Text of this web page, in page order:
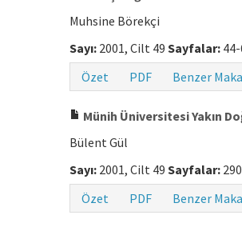
Muhsine Börekçi
Sayı: 2001, Cilt 49 Sayfalar:
Özet
PDF Benzer
Münih Üniversitesi Yakın
Bülent Gül
Sayı: 2001, Cilt 49 Sayfalar:
Özet
PDF Benzer